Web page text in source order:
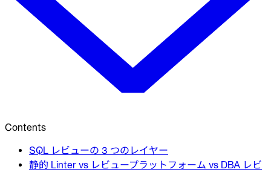
Contents
SQL レビューの 3 つのレイヤー
静的 Linter vs レビュープラットフォーム vs DBA レビ